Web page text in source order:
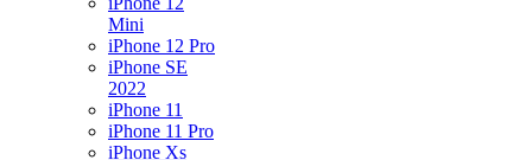
Mini
iPhone 12 Pro
iPhone SE
2022
iPhone 11
iPhone 11 Pro
iPhone Xs